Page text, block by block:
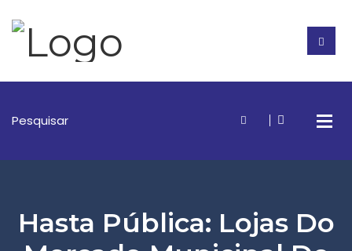
Hasta Pública: Lojas Do